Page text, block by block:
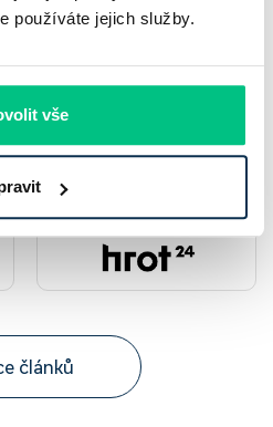
používáte jejich služby.
vše
článků